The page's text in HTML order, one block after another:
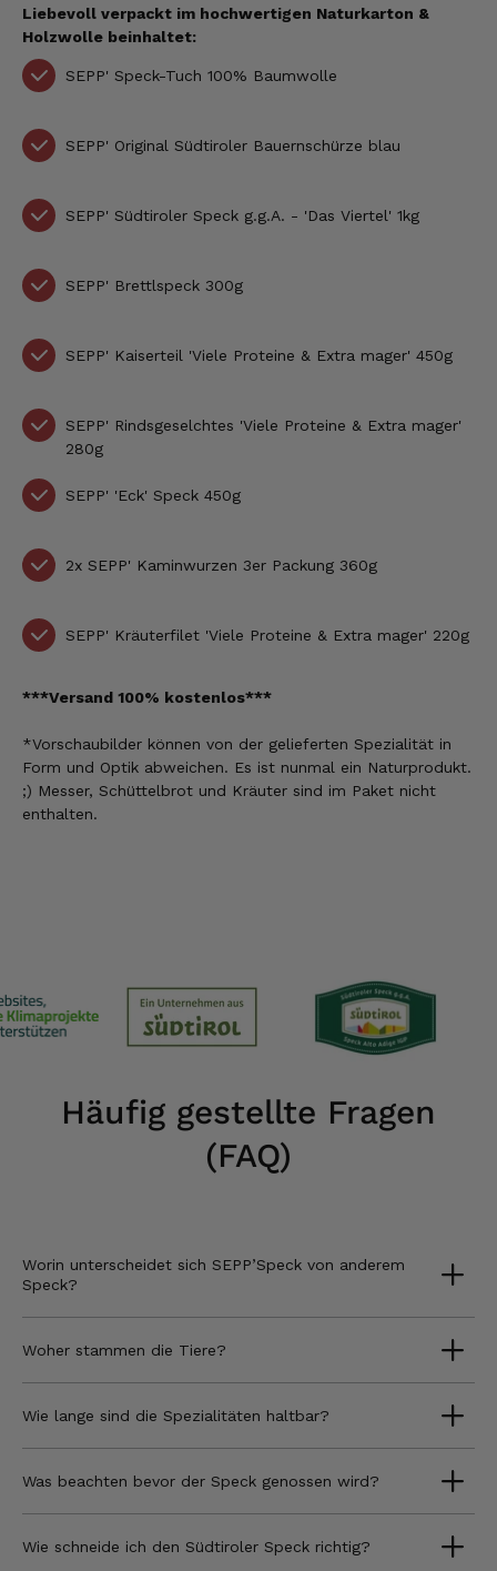
Liebevoll verpackt im hochwertigen Naturkarton &
Holzwolle beinhaltet:
SEPP' Speck-Tuch 100% Baumwolle
SEPP' Original Südtiroler Bauernschürze blau
SEPP' Südtiroler Speck g.g.A. - 'Das Viertel' 1kg
SEPP' Brettlspeck 300g
SEPP' Kaiserteil 'Viele Proteine & Extra mager' 450g
SEPP' Rindsgeselchtes 'Viele Proteine & Extra mager'
280g
SEPP' 'Eck' Speck 450g
2xSEPP' Kaminwurzen 3er Packung 360g
SEPP' Kräuterfilet 'Viele Proteine & Extra mager' 220g
***Versand 100% kostenlos***
*Vorschaubilder können von der gelieferten Spezialität in
Form und Optik abweichen. Es ist nunmal ein Naturprodukt.
;) Messer, Schüttelbrot und Kräuter sind im Paket nicht
enthalten.
Häufig gestellte Fragen
(FAQ)
Worin unterscheidet sich SEPP’Speck von anderem
Speck?
Woher stammen die Tiere?
Wie lange sind die Spezialitäten haltbar?
Was beachten bevor der Speck genossen wird?
Wie schneide ich den Südtiroler Speck richtig?